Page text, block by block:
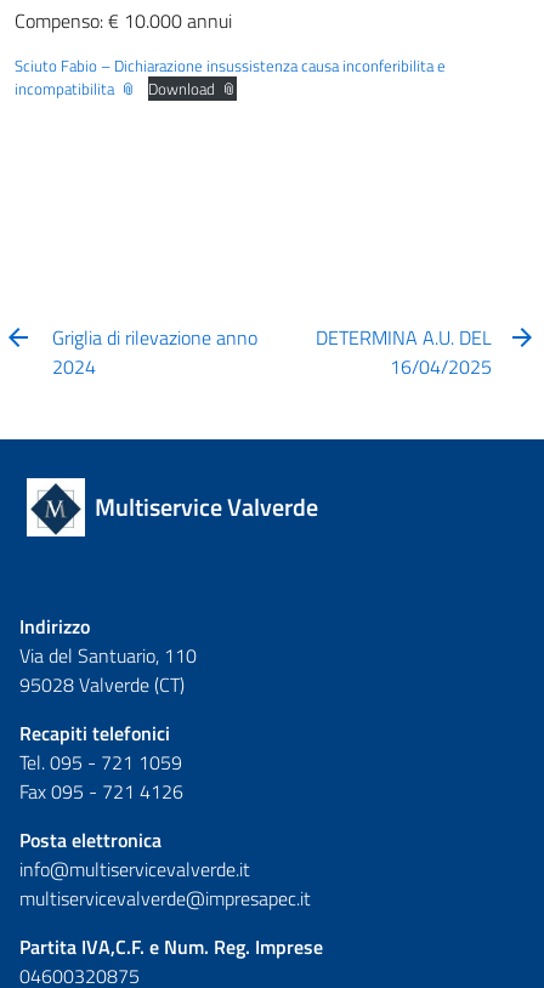
Compenso: € 10.000 annui
Sciuto Fabio – Dichiarazione insussistenza causa inconferibilita e
incompatibilita
Download
Griglia di rilevazione anno
2024
DETERMINA A.U. DEL
16/04/2025
Multiservice Valverde
Indirizzo
Via del Santuario, 110
95028 Valverde (CT)
Recapiti telefonici
Tel. 095 - 721 1059
Fax 095 - 721 4126
Posta elettronica
info@multiservicevalverde.it
multiservicevalverde@impresapec.it
Partita IVA,C.F. e Num. Reg. Imprese
04600320875